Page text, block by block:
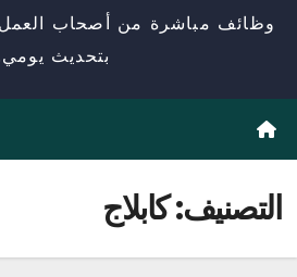
وظائف مباشرة من أصحاب العمل
بتحديث
التصنيف:كابلاج